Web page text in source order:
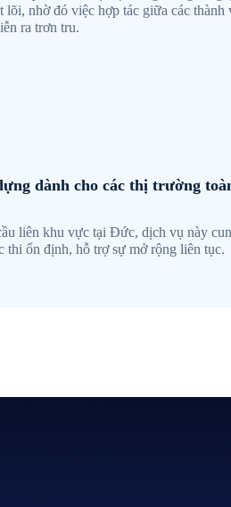
lõi, nhờ đó việc hợp tác giữa các thành
ra trơn tru.
dành cho các thị trường
liên khu vực tại Đức, dịch vụ này
thi ổn định, hỗ trợ sự mở rộng liên tục.